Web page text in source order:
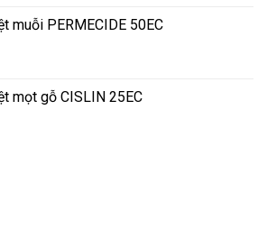
muỗi PERMECIDE 50EC
mọt gỗ CISLIN 25EC